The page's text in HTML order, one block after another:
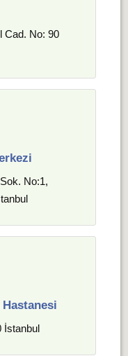
Cad. No: 90
No:1,
İstanbul